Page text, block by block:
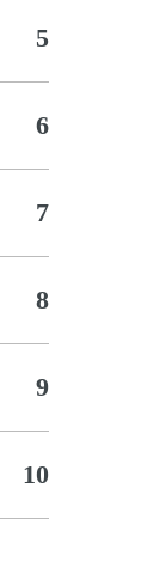
5
6
7
8
9
10